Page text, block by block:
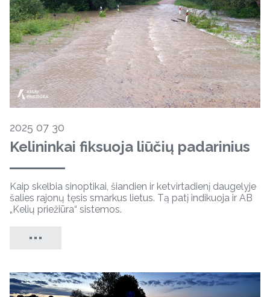
2025 07 30
Kelininkai fiksuoja liūčių padarinius
Kaip skelbia sinoptikai, šiandien ir ketvirtadienį daugelyje
šalies rajonų tęsis smarkus lietus. Tą patį indikuoja ir AB
„Kelių priežiūra“ sistemos.